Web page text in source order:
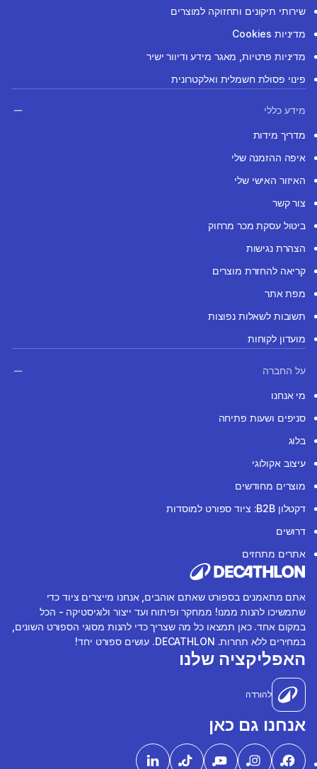
שירותי תיקונים ותחזוקה למוצרים
מדיניות Cookies
מדיניות פרטיות, מאגר מידע ודיוור ישיר
פינוי פסולת חשמלית ואלקטרונית
מידע כללי
מדריך מידות
איפה ההזמנה שלי
האיזור האישי שלי
צור קשר
ביטול עסקת מכר מרחוק
הצהרת נגישות
קריאה להחזרת מוצרים
מפת אתר
תשובות לשאלות נפוצות
מועדון לקוחות
על החברה
מי אנחנו
סניפים ושעות פתיחה
בלוג
עיצוב אקולוגי
מוצרים מחודשים
דקטלון B2B: ציוד ספורט למוסדות
דרושים
אתרים מתחזים
אתם מתאמנים בספורט שאתם אוהבים, אנחנו מייצרים ציוד כדי
שתמשיכו להנות ממנו! ממחקר ופיתוח ועד ייצור ולוגיסטיקה - הכל
במקום אחד. כאן תמצאו כל מה שצריך כדי להנות מסוגי הספורט השונים,
במחירים ללא תחרות. DECATHLON. עושים ספורט יחד!
האפליקציה שלנו
להורדה
אנחנו גם כאן